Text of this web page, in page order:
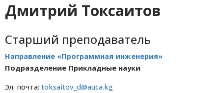
Дмитрий Токсаитов
Старший преподаватель
Направление «Программная инженерия»
Подразделение Прикладные науки
Эл. почта: toksaitov_d@auca.kg